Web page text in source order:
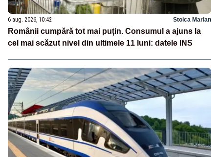
6 aug. 2026, 10:42 Stoica Marian
Românii cumpără tot mai puțin. Consumul a ajuns la
cel mai scăzut nivel din ultimele 11 luni: datele INS